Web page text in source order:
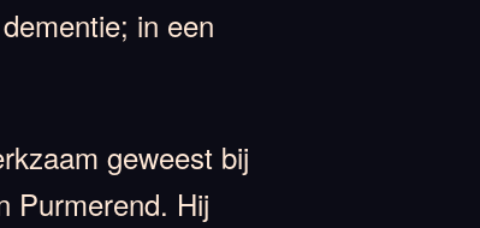
in een
geweest bij
Purmerend. Hij